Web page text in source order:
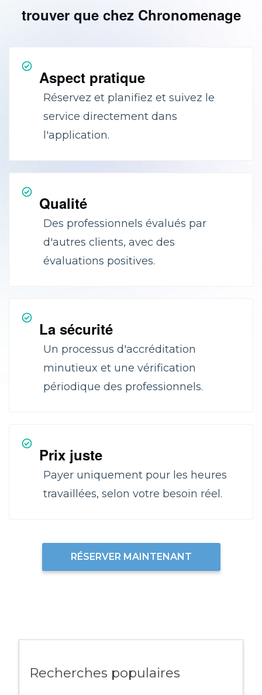
trouver que chez Chronomenage
Aspect pratique
Réservez et planifiez et suivez le
service directement dans
l'application.
Qualité
Des professionnels évalués par
d'autres clients, avec des
évaluations positives.
La sécurité
Un processus d'accréditation
minutieux et une vérification
périodique des professionnels.
Prix juste
Payer uniquement pour les heures
travaillées, selon votre besoin réel.
RÉSERVER MAINTENANT
Recherches populaires